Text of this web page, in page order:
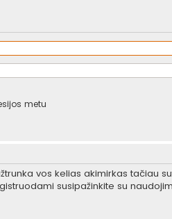
metu
vos kelias akimirkas tačiau
susipažinkite su